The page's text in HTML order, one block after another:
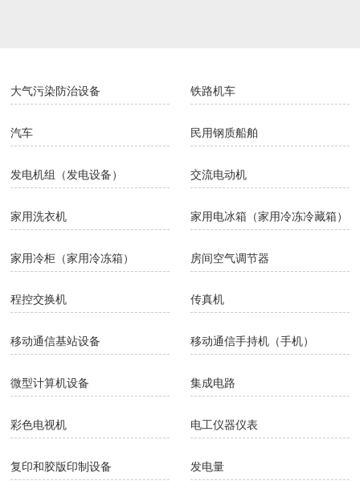
大气污染防治设备 铁路机车
汽车 民用钢质船舶
发电机组（发电设备） 交流电动机
家用洗衣机 家用电冰箱（家用冷冻冷藏箱）
家用冷柜（家用冷冻箱） 房间空气调节器
程控交换机 传真机
移动通信基站设备 移动通信手持机（手机）
微型计算机设备 集成电路
彩色电视机 电工仪器仪表
复印和胶版印制设备 发电量